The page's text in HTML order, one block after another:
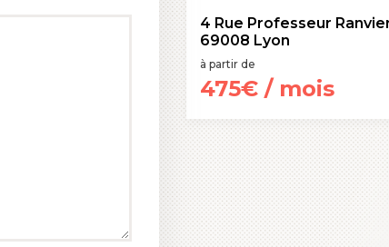
4 Rue Professeur
69008 Lyon
à partir de
475€ / mois